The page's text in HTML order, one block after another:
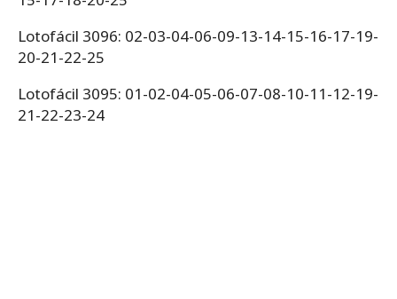
Lotofácil 3096: 02-03-04-06-09-13-14-15-16-17-19-
20-21-22-25
Lotofácil 3095: 01-02-04-05-06-07-08-10-11-12-19-
21-22-23-24